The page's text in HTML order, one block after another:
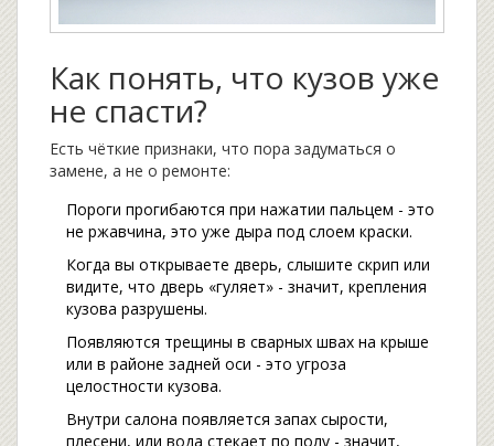
Как понять, что кузов уже
не спасти?
Есть чёткие признаки, что пора задуматься о
замене, а не о ремонте:
Пороги прогибаются при нажатии пальцем - это
не ржавчина, это уже дыра под слоем краски.
Когда вы открываете дверь, слышите скрип или
видите, что дверь «гуляет» - значит, крепления
кузова разрушены.
Появляются трещины в сварных швах на крыше
или в районе задней оси - это угроза
целостности кузова.
Внутри салона появляется запах сырости,
плесени, или вода стекает по полу - значит,